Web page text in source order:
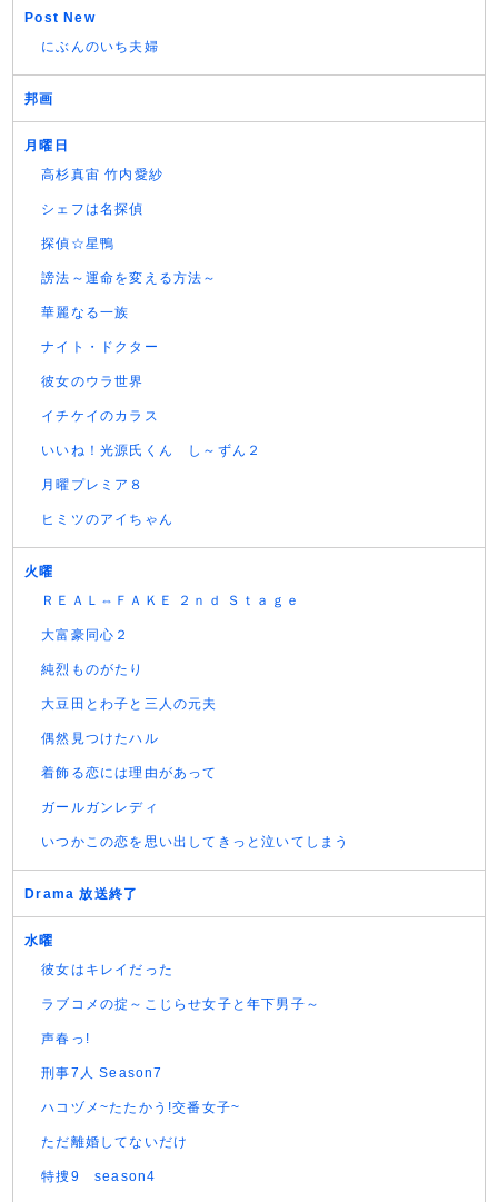
Post New
にぶんのいち夫婦
邦画
月曜日
高杉真宙 竹内愛紗
シェフは名探偵
探偵☆星鴨
謗法～運命を変える方法～
華麗なる一族
ナイト・ドクター
彼女のウラ世界
イチケイのカラス
いいね！光源氏くん し～ずん２
月曜プレミア８
ヒミツのアイちゃん
火曜
ＲＥＡＬ⇔ＦＡＫＥ ２ｎｄ Ｓｔａｇｅ
大富豪同心２
純烈ものがたり
大豆田とわ子と三人の元夫
偶然見つけたハル
着飾る恋には理由があって
ガールガンレディ
いつかこの恋を思い出してきっと泣いてしまう
Drama 放送終了
水曜
彼女はキレイだった
ラブコメの掟～こじらせ女子と年下男子～
声春っ!
刑事7人 Season7
ハコヅメ~たたかう!交番女子~
ただ離婚してないだけ
特捜9 season4